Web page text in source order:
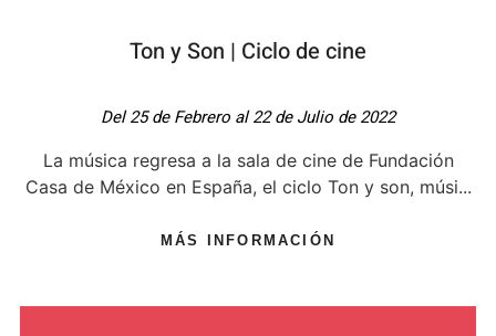
Ton y Son | Ciclo de cine
Del 25 de Febrero al 22 de Julio de 2022
La música regresa a la sala de cine de Fundación
Casa de México en España, el ciclo Ton y son, músi...
MÁS INFORMACIÓN